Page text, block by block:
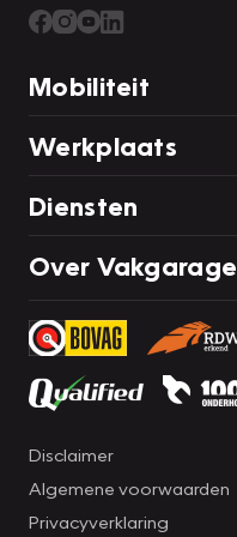
Mobiliteit
Werkplaats
Diensten
Over Vakgarage
Disclaimer
Algemene voorwaarden
Privacyverklaring